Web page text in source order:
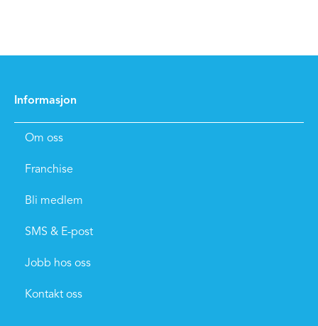
Informasjon
Om oss
Franchise
Bli medlem
SMS & E-post
Jobb hos oss
Kontakt oss